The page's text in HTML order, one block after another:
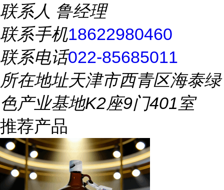
联系人 鲁经理
联系手机18622980460
联系电话022-85685011
所在地址天津市西青区海泰绿
色产业基地K2座9门401室
推荐产品